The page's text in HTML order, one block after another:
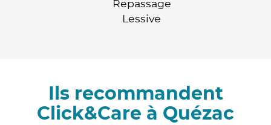
Repassage
Lessive
Ils recommandent
Click&Care à Quézac